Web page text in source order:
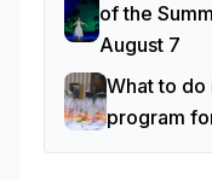
of the
August 7
What to do
program